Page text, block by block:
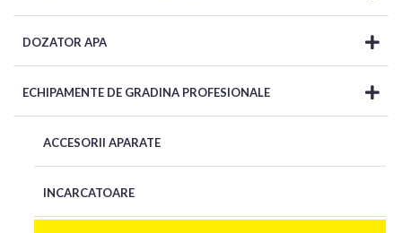
DOZATOR APA
ECHIPAMENTE DE GRADINA PROFESIONALE
ACCESORII APARATE
INCARCATOARE